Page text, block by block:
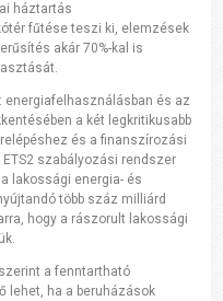
háztartás
fűtése teszi ki, elemzések
akár 70%-kal is
energiafelhasználásban és az
a két legkritikusabb
és a finanszírozási
szabályozási rendszer
lakossági energia- és
több száz milliárd
hogy a rászorult lakossági
a fenntartható
lehet, ha a beruházások